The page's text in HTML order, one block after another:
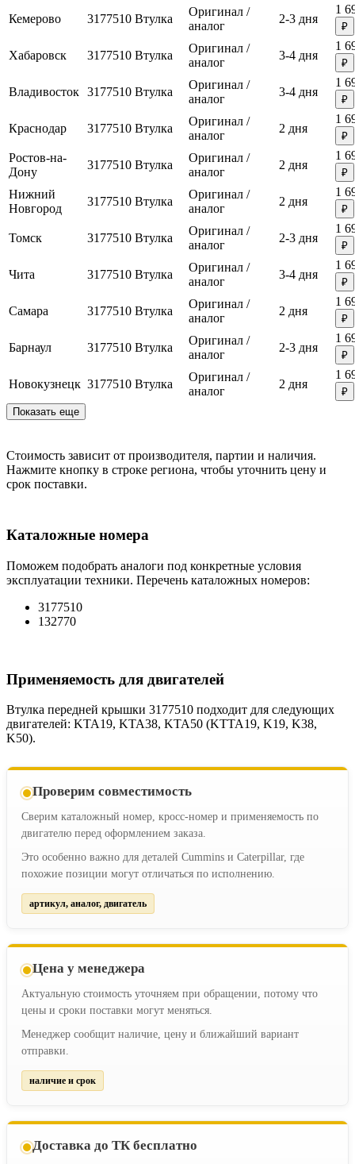
Кемерово 3177510 Втулка
Оригинал /
аналог
2-3 дня
1
₽
Хабаровск 3177510 Втулка
Оригинал /
аналог
3-4 дня
1
₽
Владивосток 3177510 Втулка
Оригинал /
аналог
3-4 дня
1
₽
Краснодар 3177510 Втулка
Оригинал /
аналог
2 дня
1
₽
Ростов-на-
Дону
3177510 Втулка
Оригинал /
аналог
2 дня
1
₽
Нижний
Новгород
3177510 Втулка
Оригинал /
аналог
2 дня
1
₽
Томск 3177510 Втулка
Оригинал /
аналог
2-3 дня
1
₽
Чита 3177510 Втулка
Оригинал /
аналог
3-4 дня
1
₽
Самара 3177510 Втулка
Оригинал /
аналог
2 дня
1
₽
Барнаул 3177510 Втулка
Оригинал /
аналог
2-3 дня
1
₽
Новокузнецк 3177510 Втулка
Оригинал /
аналог
2 дня
1
₽
Показать еще
Стоимость зависит от производителя, партии и наличия.
Нажмите кнопку в строке региона, чтобы уточнить цену и
срок поставки.
Каталожные номера
Поможем подобрать аналоги под конкретные условия
эксплуатации техники. Перечень каталожных номеров:
3177510
132770
Применяемость для двигателей
Втулка передней крышки 3177510 подходит для следующих
двигателей: KTA19, KTA38, KTA50 (KTTA19, K19, K38,
K50).
Проверим совместимость
Сверим каталожный номер, кросс-номер и применяемость по
двигателю перед оформлением заказа.
Это особенно важно для деталей Cummins и Caterpillar, где
похожие позиции могут отличаться по исполнению.
артикул, аналог, двигатель
Цена у менеджера
Актуальную стоимость уточняем при обращении, потому что
цены и сроки поставки могут меняться.
Менеджер сообщит наличие, цену и ближайший вариант
отправки.
наличие и срок
Доставка до ТК бесплатно